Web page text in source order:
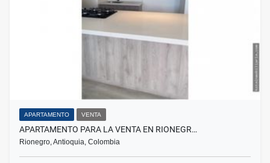
APARTAMENTO VENTA
APARTAMENTO PARA LA VENTA EN RIONEGR…
Rionegro, Antioquia, Colombia